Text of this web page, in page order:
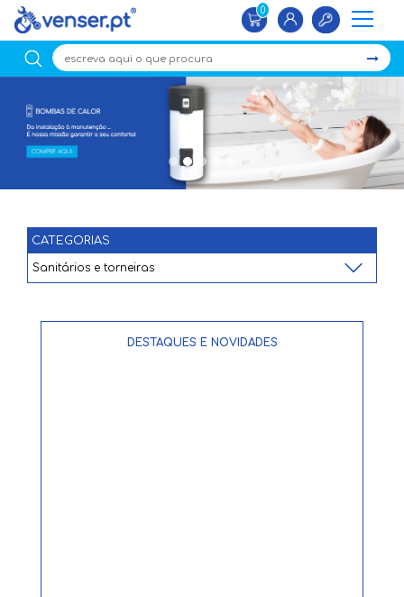
×
0
CATEGORIAS
DESTAQUES E NOVIDADES